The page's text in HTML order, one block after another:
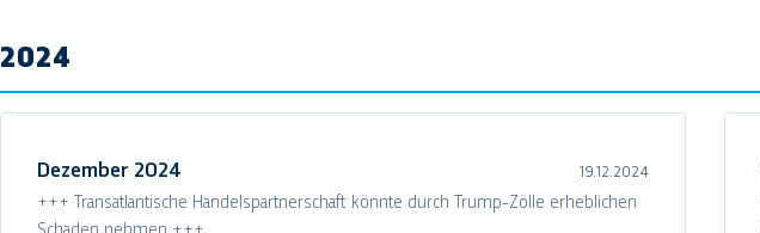
2024
Dezember 2024 19.12.2024
+++ Transatlantische Handelspartnerschaft könnte durch Trump-Zölle erheblichen
Schaden nehmen +++